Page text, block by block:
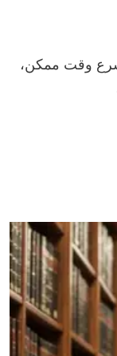
وقت ممكن،